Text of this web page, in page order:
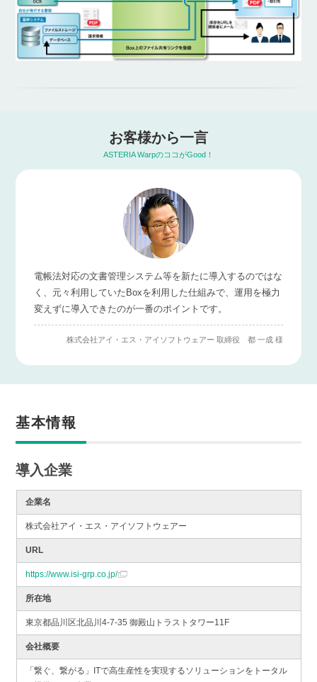
お客様から一言
ASTERIA WarpのココがGood！
電帳法対応の文書管理システム等を新たに導入するのではな
く、元々利用していたBoxを利用した仕組みで、運用を極力
変えずに導入できたのが一番のポイントです。
株式会社アイ・エス・アイソフトウェアー 取締役 都 一成 様
基本情報
導入企業
企業名
株式会社アイ・エス・アイソフトウェアー
URL
https://www.isi-grp.co.jp/
所在地
東京都品川区北品川4-7-35 御殿山トラストタワー11F
会社概要
「繋ぐ、繋がる」ITで高生産性を実現するソリューションをトータル